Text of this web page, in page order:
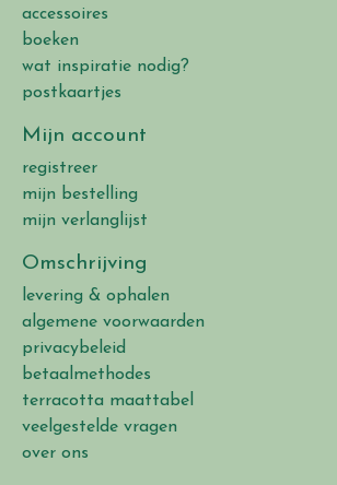
accessoires
boeken
wat inspiratie nodig?
postkaartjes
Mijn account
registreer
mijn bestelling
mijn verlanglijst
Omschrijving
levering & ophalen
algemene voorwaarden
privacybeleid
betaalmethodes
terracotta maattabel
veelgestelde vragen
over ons